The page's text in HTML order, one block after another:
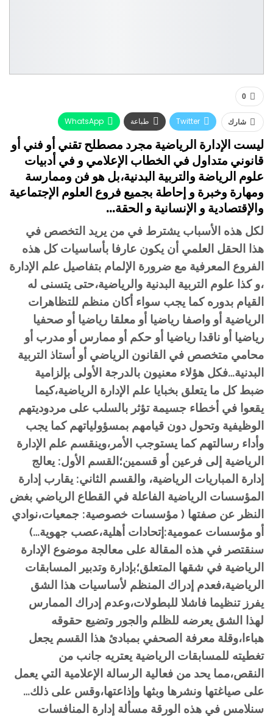
0
شارك Twitter طباعة
WhatsApp
البريد الإلكتروني
Facebook
ليست الإدارة الرياضية مجرد مصطلح تقني أو فني أو
قانوني متداول في الخطاب الإعلامي و في أدبيات
علوم الرياضة والتربية البدنية،بل هو فن وممارسة
ومهارة وخبرة و إحاطة بجميع فروع العلوم الإجتماعية
والإقتصادية و الإنسانية و الحقة…
لكل هذه الأسباب يشترط في من يريد التخصص في
هذا الحقل العلمي أن يكون عارفا بأساسيات كل هذه
الفروع المعرفية مع ضرورة الإلمام بتفاصيل علم الإدارة
،و كذا علوم التربية البدنية والرياضية،حتى يتسنى له
القيام بدوره كما يجب سواء أكان منظم للتظاهرات
الرياضية أو واصفا رياضيا أو معلقا رياضيا أو صحفيا
رياضيا أو ناقدا رياضيا أو حكم أو ممارس أو مدرب أو
محامي متخصص في القانون الرياضي أو أستاذ التربية
البدنية…فكل هؤلاء معنيون بالدرجة الأولى بإلزامية
ضبط كل ما يتعلق بخبايا علم الإدارة الرياضية،كيما
يقعوا في أخطاء جسيمة تؤثر بالسلب على مردوديتهم
الوظيفية وتحول دون قيامهم بمسؤولياتهم كما يجب
وأداء رسالتهم كما يستوجب الأمر،وينقسم علم الإدارة
الرياضية إلى فرعين أو قسمين؛القسم الأول: يعالج
إدارة المباريات الرياضية، والقسم الثاني: يقارب إدارة
المؤسسات الرياضية الفاعلة في القطاع الرياضي بغض
النظر عن صفتها ( مؤسسات خصوصية: جمعيات،نوادي
أو مؤسسات عمومية:إتحادات أهلية،عصب جهوية…)
سنقتصر في هذه المقالة على معالجة موضوع الإدارة
الرياضية في شقها المتعلق؛بإدارة وتدبير المسابقات
الرياضية،فعدم إدراك المنظم لأساسيات هذا الشق
يفرز تنظيما فاشلا للبطولات،وعدم إدراك الممارس
لهذا الشق يعرضه للظلم والجور وتضيع حقوقه
هباءا،وقلة معرفة الصحفي بمبادئ هذا القسم يجعل
تغطيته للمسابقات الرياضية يعتريه جانب من
النقص،مما يحد من فعالية الرسالة الإعلامية التي يعمل
على صياغتها ونشرها وبثها وإذاعتها،وقس على ذلك…
سنلامس في هذه الورقة مسألة إدارة المنافسات